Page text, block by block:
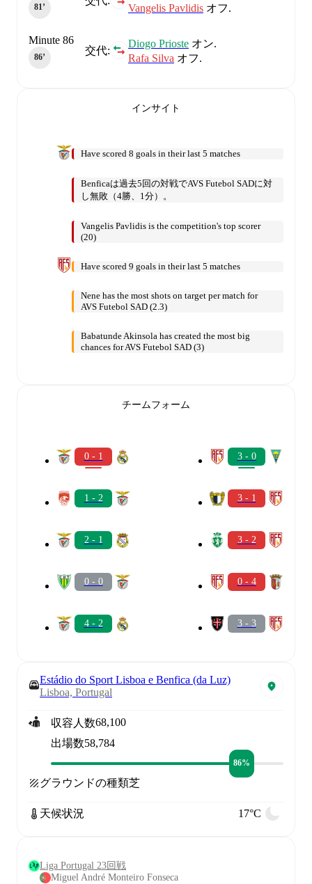
Vangelis Pavlidis オフ.
81‎’‎
交代:
Diogo Prioste オン.
Rafa Silva オフ.
Minute 86
86‎’‎
インサイト
Have scored 8 goals in their last 5 matches
Benficaは過去5回の対戦でAVS Futebol SADに対
し無敗（4勝、1分）。
Vangelis Pavlidis is the competition's top scorer
(20)
Have scored 9 goals in their last 5 matches
Nene has the most shots on target per match for
AVS Futebol SAD (2.3)
Babatunde Akinsola has created the most big
chances for AVS Futebol SAD (3)
チームフォーム
0 - 1
1 - 2
2 - 1
0 - 0
4 - 2
3 - 0
3 - 1
3 - 2
0 - 4
3 - 3
Estádio do Sport Lisboa e Benfica (da Luz)
Lisboa, Portugal
収容人数68,100
出場数58,784
86%
グラウンドの種類芝
天候状況 17°C
Liga Portugal 23回戦
Miguel André Monteiro Fonseca